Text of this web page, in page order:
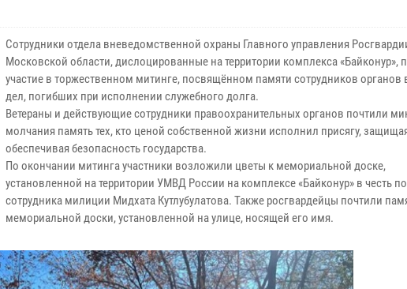
Сотрудники отдела вневедомственной охраны Главного управления
Московской области, дислоцированные на территории комплекса «Байконур»,
участие в торжественном митинге, посвящённом памяти сотрудников органов
дел, погибших при исполнении служебного долга.
Ветераны и действующие сотрудники правоохранительных органов почтили
молчания память тех, кто ценой собственной жизни исполнил присягу,
обеспечивая безопасность государства.
По окончании митинга участники возложили цветы к мемориальной доске,
установленной на территории УМВД России на комплексе «Байконур» в честь
сотрудника милиции Мидхата Кутлубулатова. Также росгвардейцы почтили
мемориальной доски, установленной на улице, носящей его имя.